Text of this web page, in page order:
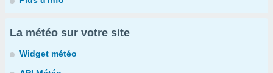
La météo sur votre site
Widget météo